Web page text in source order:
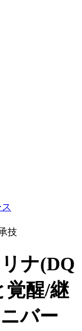
技
ナ(DQ
覚醒/継
バー